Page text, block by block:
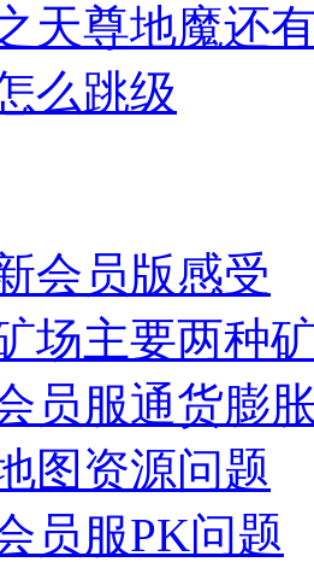
天尊地魔还
么跳级
会员版感受
场主要两种
员服通货膨
图资源问题
员服PK问题